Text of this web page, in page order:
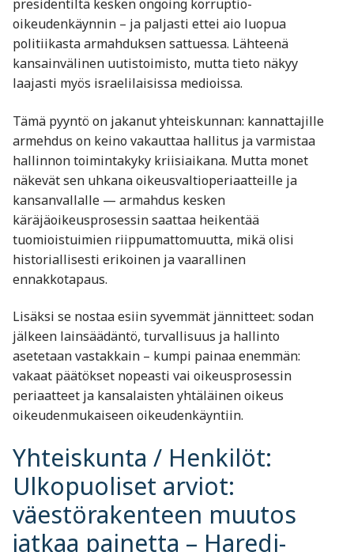
presidentiltä kesken ongoing korruptio-
oikeudenkäynnin – ja paljasti ettei aio luopua
politiikasta armahduksen sattuessa. Lähteenä
kansainvälinen uutistoimisto, mutta tieto näkyy
laajasti myös israelilaisissa medioissa.
Tämä pyyntö on jakanut yhteiskunnan: kannattajille
armehdus on keino vakauttaa hallitus ja varmistaa
hallinnon toimintakyky kriisiaikana. Mutta monet
näkevät sen uhkana oikeusvaltioperiaatteille ja
kansanvallalle — armahdus kesken
käräjäoikeusprosessin saattaa heikentää
tuomioistuimien riippumattomuutta, mikä olisi
historiallisesti erikoinen ja vaarallinen
ennakkotapaus.
Lisäksi se nostaa esiin syvemmät jännitteet: sodan
jälkeen lainsäädäntö, turvallisuus ja hallinto
asetetaan vastakkain – kumpi painaa enemmän:
vakaat päätökset nopeasti vai oikeusprosessin
periaatteet ja kansalaisten yhtäläinen oikeus
oikeudenmukaiseen oikeudenkäyntiin.
Yhteiskunta / Henkilöt:
Ulkopuoliset arviot:
väestörakenteen muutos
jatkaa painetta – Haredi-